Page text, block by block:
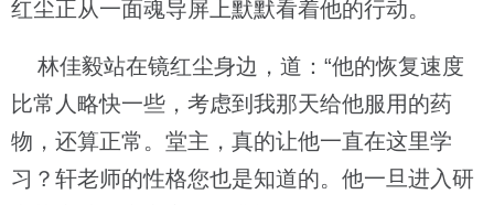
红尘正从一面魂导屏上默默看着他的行动。
林佳毅站在镜红尘身边，道：“他的恢复速度
比常人略快一些，考虑到我那天给他服用的药
物，还算正常。堂主，真的让他一直在这里学
习？轩老师的性格您也是知道的。他一旦进入研